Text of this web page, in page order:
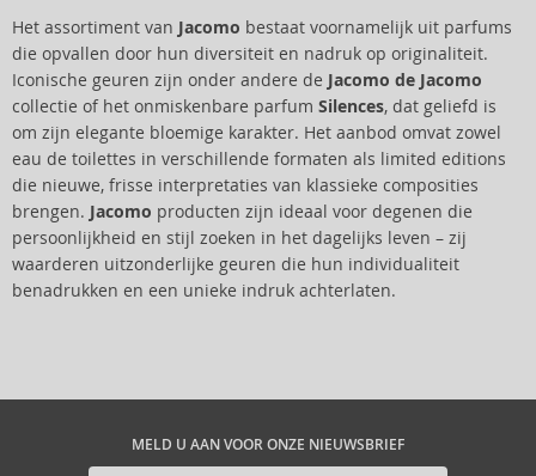
Het assortiment van Jacomo bestaat voornamelijk uit parfums
die opvallen door hun diversiteit en nadruk op originaliteit.
Iconische geuren zijn onder andere de Jacomo de Jacomo
collectie of het onmiskenbare parfum Silences, dat geliefd is
om zijn elegante bloemige karakter. Het aanbod omvat zowel
eau de toilettes in verschillende formaten als limited editions
die nieuwe, frisse interpretaties van klassieke composities
brengen. Jacomo producten zijn ideaal voor degenen die
persoonlijkheid en stijl zoeken in het dagelijks leven – zij
waarderen uitzonderlijke geuren die hun individualiteit
benadrukken en een unieke indruk achterlaten.
MELD U AAN VOOR ONZE NIEUWSBRIEF